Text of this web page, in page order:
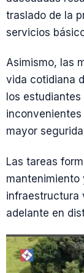
traslado de la
servicios
Asimismo, las
vida cotidiana
los
mayor
Las tareas
mantenimiento
infraestructura
adelante en